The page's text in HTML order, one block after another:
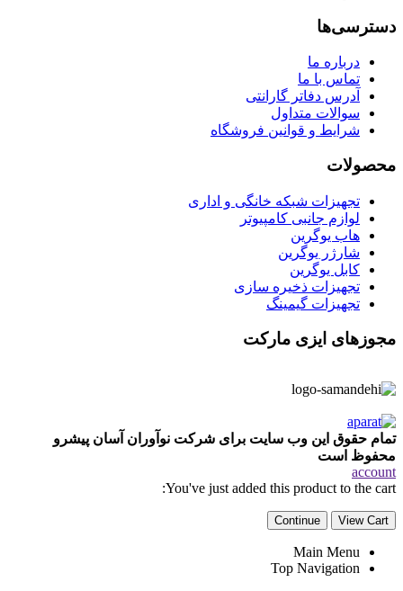
دسترسی‌ها
درباره ما
تماس با ما
آدرس دفاتر گارانتی
سوالات متداول
شرایط و قوانین فروشگاه
محصولات
تجهیزات شبکه خانگی و اداری
لوازم جانبی کامپیوتر
هاب یوگرین
شارژر یوگرین
کابل یوگرین
تجهیزات ذخیره سازی
تجهیزات گیمینگ
مجوزهای ایزی مارکت
تمام حقوق این وب سایت برای شرکت نوآوران آسان پیشرو
محفوظ است
account
You've just added this product to the cart:
View Cart
Continue
Main Menu
Top Navigation